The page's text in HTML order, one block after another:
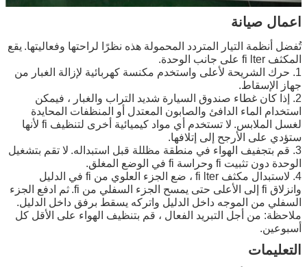
اعمال صيانة
تُفضل أنظمة التيار المتردد المحمولة هذه نظرًا لراحتها وفعاليتها. يقع
المكثف fi lter على جانب الوحدة.
1. حرك الشريحة لأعلى واستخدم مكنسة كهربائية لإزالة الغبار من
جهاز الإسقاط.
2. إذا كان غطاء صندوق السيارة شديد التراب والغبار ، فيمكن
استخدام الماء الدافئ والصابون المعتدل أو المنظفات المحايدة
لغسل الملابس.
لا تستخدم أي مواد كيميائية أخرى لتنظيف fi لأنها
ستؤدي على الأرجح إلى إتلافها.
3. قم بتجفيف الهواء في منطقة مظللة قبل استبداله.
لا تقم بتشغيل
الوحدة دون تثبيت fi وحراسة fi في الوضع المغلق.
4. لاستبدال مكثف fi lter ، ضع الجزء العلوي من fi في الدليل
وانزلاق fi إلى الأعلى حتى يمسح الجزء السفلي من fi.
ثم ادفع الجزء
السفلي من الموجه داخل الدليل واتركه يسقط برفق داخل الدليل.
ملاحظة: من أجل التبريد الفعال ، قم بتنظيف الهواء على الأقل كل
أسبوعين.
التعليمات